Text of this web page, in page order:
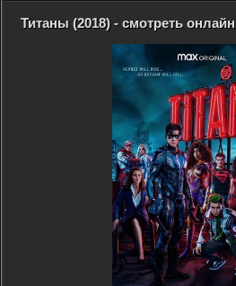
Титаны (2018) - смотреть онлайн